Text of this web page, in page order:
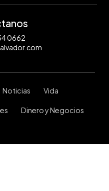
0662
Noticias Vida
Dinero y Negocios